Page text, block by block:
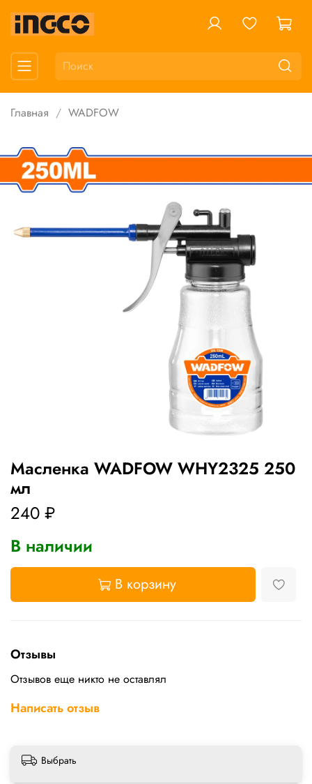
Главная WADFOW
Масленка WADFOW WHY2325 250
мл
240 ₽
В наличии
В корзину
Отзывы
Отзывов еще никто не оставлял
Написать отзыв
Выбрать